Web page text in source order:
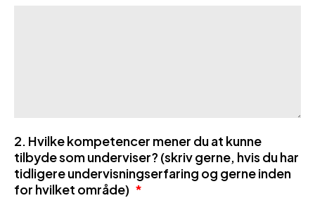
2. Hvilke kompetencer mener du at kunne
tilbyde som underviser? (skriv gerne, hvis du har
tidligere undervisningserfaring og gerne inden
for hvilket område) *